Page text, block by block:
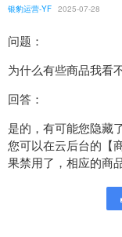
银豹运营-YF 2025-07-28
问题：
为什么有些商品我看
回答：
是的，有可能您隐藏
您可以在云后台的【
果禁用了，相应的商